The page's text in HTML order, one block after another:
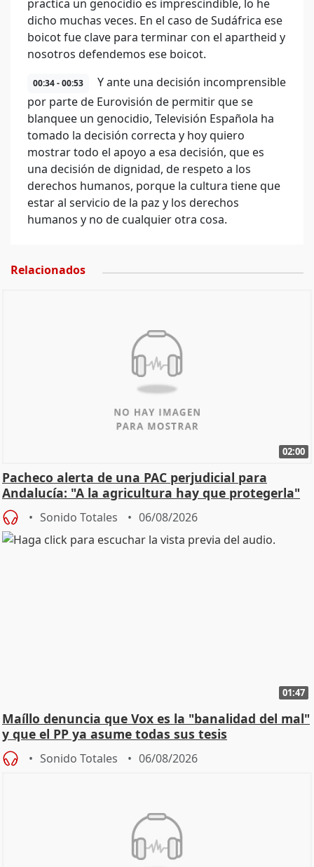
practica un genocidio es imprescindible, lo he
dicho muchas veces. En el caso de Sudáfrica ese
boicot fue clave para terminar con el apartheid y
nosotros defendemos ese boicot.
00:34 - 00:53
Y ante una decisión incomprensible
por parte de Eurovisión de permitir que se
blanquee un genocidio, Televisión Española ha
tomado la decisión correcta y hoy quiero
mostrar todo el apoyo a esa decisión, que es
una decisión de dignidad, de respeto a los
derechos humanos, porque la cultura tiene que
estar al servicio de la paz y los derechos
humanos y no de cualquier otra cosa.
Relacionados
02:00
Pacheco alerta de una PAC perjudicial para
Andalucía: "A la agricultura hay que protegerla"
Sonido Totales 06/08/2026
01:47
Maíllo denuncia que Vox es la "banalidad del mal"
y que el PP ya asume todas sus tesis
Sonido Totales 06/08/2026